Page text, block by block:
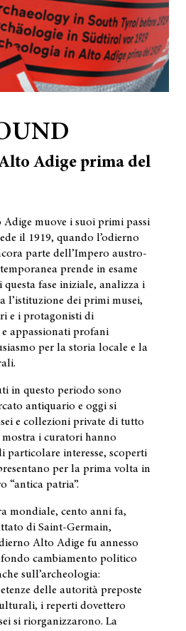
Adige prima del
Adige muove i suoi primi passi
il 1919, quando l’odierno
parte dell’Impero austro-
prende in esame
questa fase iniziale, analizza i
l’istituzione dei primi musei,
e i protagonisti di
e appassionati profani
per la storia locale e la
in questo periodo sono
antiquario e oggi si
e collezioni private di tutto
mostra i curatori hanno
particolare interesse, scoperti
per la prima volta in
“antica patria”.
mondiale, cento anni fa,
di Saint-Germain,
Alto Adige fu annesso
cambiamento politico
sull’archeologia:
delle autorità preposte
i reperti dovettero
si riorganizzarono. La